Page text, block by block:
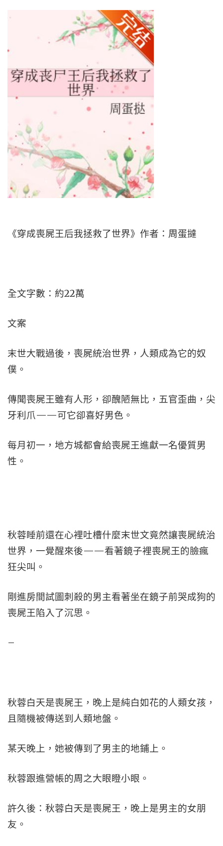
《穿成喪屍王后我拯救了世界》作者：周蛋撻
全文字數：約22萬
文案
末世大戰過後，喪屍統治世界，人類成為它的奴
僕。
傳聞喪屍王雖有人形，卻醜陋無比，五官歪曲，尖
牙利爪——可它卻喜好男色。
每月初一，地方城都會給喪屍王進獻一名優質男
性。
秋蓉睡前還在心裡吐槽什麼末世文竟然讓喪屍統治
世界，一覺醒來後——看著鏡子裡喪屍王的臉瘋
狂尖叫。
剛進房間試圖刺殺的男主看著坐在鏡子前哭成狗的
喪屍王陷入了沉思。
–
秋蓉白天是喪屍王，晚上是純白如花的人類女孩，
且隨機被傳送到人類地盤。
某天晚上，她被傳到了男主的地鋪上。
秋蓉跟進營帳的周之大眼瞪小眼。
許久後：秋蓉白天是喪屍王，晚上是男主的女朋
友。